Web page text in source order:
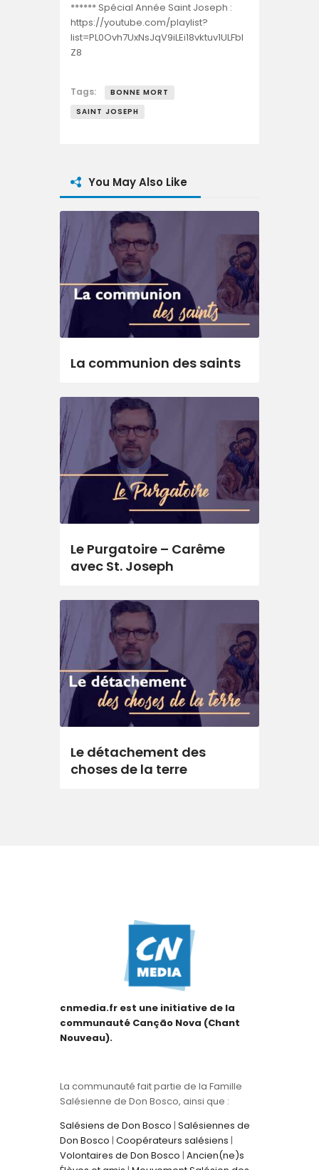
****** Spécial Année Saint Joseph :
https://youtube.com/playlist?
list=PL0Ovh7UxNsJqV9iLEi18vktuv1ULFbI
Z8
Tags:
BONNE MORT
SAINT JOSEPH
You May Also Like
La communion des saints
Le Purgatoire – Carême
avec St. Joseph
Le détachement des
choses de la terre
cnmedia.fr est une initiative de la
communauté Canção Nova (Chant
Nouveau).
La communauté fait partie de la Famille
Salésienne de Don Bosco, ainsi que :
Salésiens de Don Bosco | Salésiennes de
Don Bosco | Coopérateurs salésiens |
Volontaires de Don Bosco | Ancien(ne)s